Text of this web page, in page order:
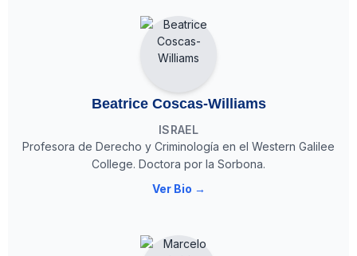
Beatrice Coscas-Williams
ISRAEL
Profesora de Derecho y Criminología en el Western Galilee
College. Doctora por la Sorbona.
Ver Bio →